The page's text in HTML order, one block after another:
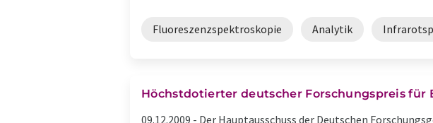
Fluoreszenzspektroskopie Analytik
Höchstdotierter deutscher Forschungspreis für
09.12.2009 - Der Hauptausschuss der Deutschen